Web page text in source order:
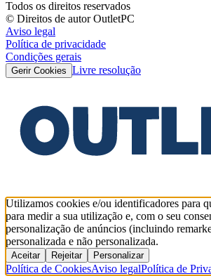
Todos os direitos reservados
© Direitos de autor OutletPC
Aviso legal
Política de privacidade
Condições gerais
Gerir Cookies Livre resolução
Utilizamos cookies e/ou identificadores para
para medir a sua utilização e, com o seu
personalização de anúncios (incluindo
personalizada e não personalizada.
Aceitar Rejeitar Personalizar
Política de CookiesAviso legalPolítica de